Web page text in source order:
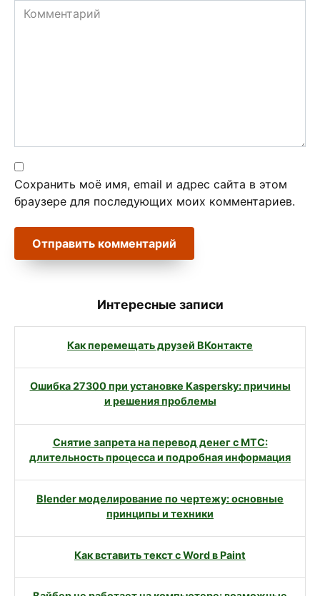
Комментарий
Сохранить моё имя, email и адрес сайта в этом
браузере для последующих моих комментариев.
Интересные записи
Как перемещать друзей ВКонтакте
Ошибка 27300 при установке Kaspersky: причины
и решения проблемы
Снятие запрета на перевод денег с МТС:
длительность процесса и подробная информация
Blender моделирование по чертежу: основные
принципы и техники
Как вставить текст с Word в Paint